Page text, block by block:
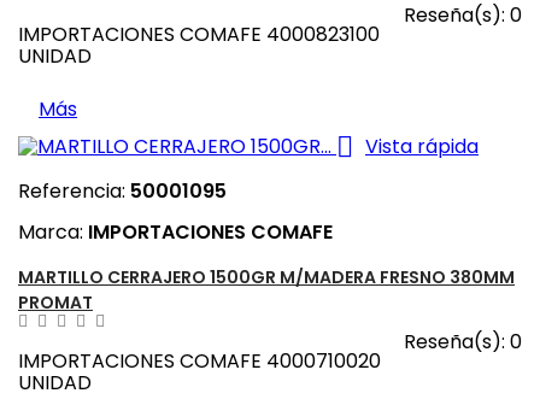
Reseña(s): 0
IMPORTACIONES COMAFE 4000823100
UNIDAD
Más
 Vista rápida
Referencia: 50001095
Marca: IMPORTACIONES COMAFE
MARTILLO CERRAJERO 1500GR M/MADERA FRESNO 380MM
PROMAT
Reseña(s): 0
IMPORTACIONES COMAFE 4000710020
UNIDAD